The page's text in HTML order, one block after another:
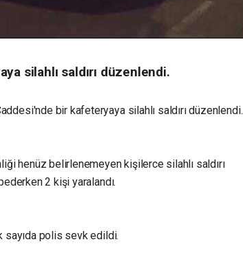
silahlı saldırı düzenlendi.
bir kafeteryaya silahlı saldırı düzenlendi.
henüz belirlenemeyen kişilerce silahlı saldırı
2 kişi yaralandı.
sayıda polis sevk edildi.